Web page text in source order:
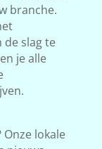
branche.
de slag te
je alle
Onze lokale